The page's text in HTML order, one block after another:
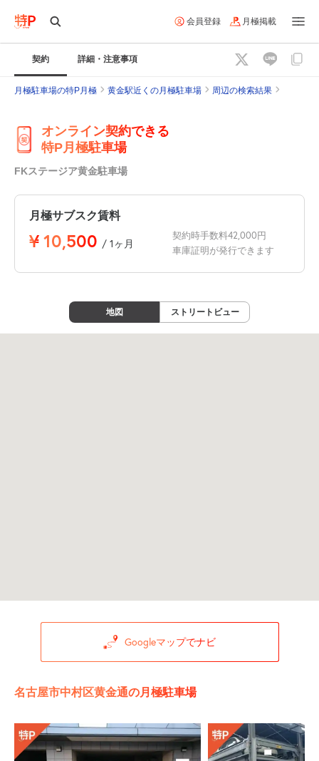
会員登録 月極掲載
契約 詳細・注意事項
月極駐車場の特P月極 黄金駅近くの月極駐車場 周辺の検索結果
オンライン契約できる
特P月極駐車場
FKステージア黄金駐車場
月極サブスク賃料
¥10,500 / 1ヶ月
契約時手数料42,000円
車庫証明が発行できます
地図 ストリートビュー
Googleマップでナビ
名古屋市中村区黄金通の月極駐車場